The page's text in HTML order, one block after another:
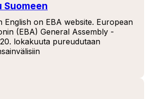
Suomeen
English on EBA website. European
(EBA) General Assembly -
lokakuuta pureudutaan